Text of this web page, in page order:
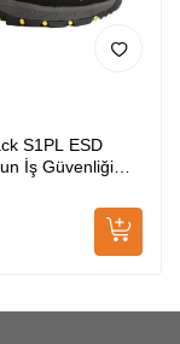
S1PL ESD
İş Güvenliği